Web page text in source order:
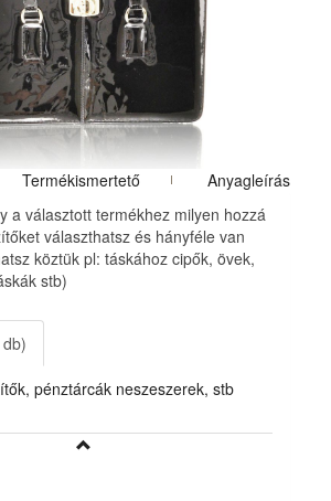
Termékismertető
Anyagleírás
a választott termékhez milyen hozzá
választhatsz és hányféle van
köztük pl: táskához cipők, övek,
stb)
pénztárcák neszeszerek, stb